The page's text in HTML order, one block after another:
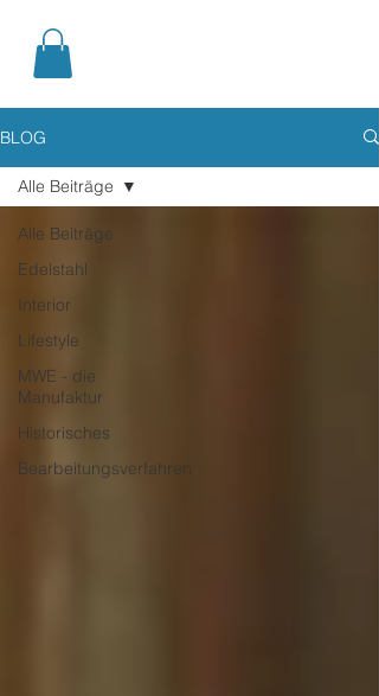
BLOG
Alle Beiträge
Edelstahl
Interior
Lifestyle
MWE - die
Manufaktur
Historisches
Bearbeitungsverfahren
Alle Beiträge